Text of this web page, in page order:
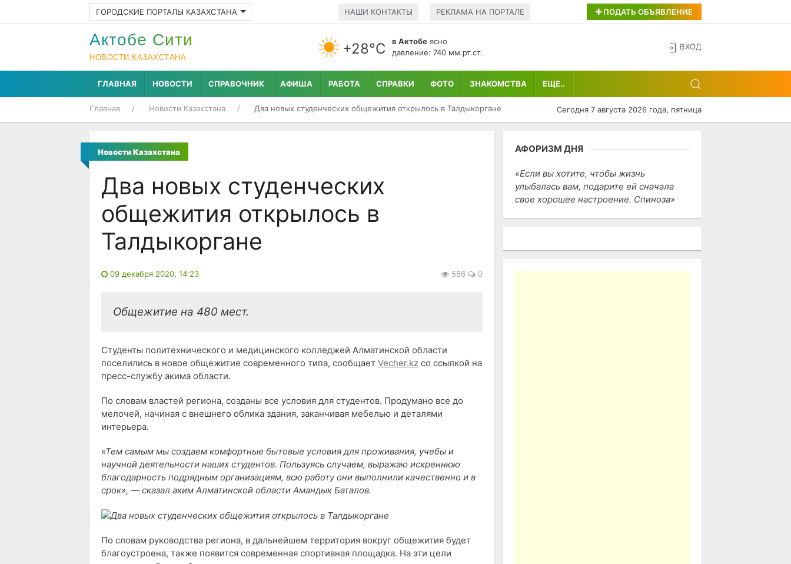
ГОРОДСКИЕ ПОРТАЛЫ КАЗАХСТАНА НАШИ КОНТАКТЫ РЕКЛАМА НА ПОРТАЛЕ ПОДАТЬ ОБЪЯВЛЕНИЕ
Актобе Cити
НОВОСТИ КАЗАХСТАНА
+28°С в Актобе ясно
давление: 740 мм.рт.ст.
ВХОД
ГЛАВНАЯ НОВОСТИ СПРАВОЧНИК АФИША РАБОТА СПРАВКИ ФОТО ЗНАКОМСТВА ЕЩЕ..
Главная Новости Казахстана Два новых студенческих общежития открылось в Талдыкоргане Сегодня 7 августа 2026 года, пятница
Новости Казахстана
Два новых студенческих
общежития открылось в
Талдыкоргане
09 декабря 2020, 14:23 586 0
Общежитие на 480 мест.
Студенты политехнического и медицинского колледжей Алматинской области
поселились в новое общежитие современного типа, сообщает Vecher.kz со ссылкой на
пресс-службу акима области.
По словам властей региона, созданы все условия для студентов. Продумано все до
мелочей, начиная с внешнего облика здания, заканчивая мебелью и деталями
интерьера.
«Тем самым мы создаем комфортные бытовые условия для проживания, учебы и
научной деятельности наших студентов. Пользуясь случаем, выражаю искреннюю
благодарность подрядным организациям, всю работу они выполнили качественно и в
срок», — сказал аким Алматинской области Амандык Баталов.
По словам руководства региона, в дальнейшем территория вокруг общежития будет
благоустроена, также появится современная спортивная площадка. На эти цели
АФОРИЗМ ДНЯ
Если вы хотите, чтобы жизнь
улыбалась вам, подарите ей сначала
свое хорошее настроение. Спиноза